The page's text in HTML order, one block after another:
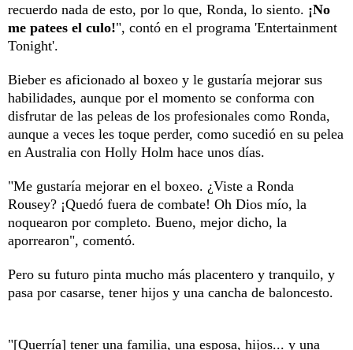
recuerdo nada de esto, por lo que, Ronda, lo siento. ¡No
me patees el culo!", contó en el programa 'Entertainment
Tonight'.
Bieber es aficionado al boxeo y le gustaría mejorar sus
habilidades, aunque por el momento se conforma con
disfrutar de las peleas de los profesionales como Ronda,
aunque a veces les toque perder, como sucedió en su pelea
en Australia con Holly Holm hace unos días.
"Me gustaría mejorar en el boxeo. ¿Viste a Ronda
Rousey? ¡Quedó fuera de combate! Oh Dios mío, la
noquearon por completo. Bueno, mejor dicho, la
aporrearon", comentó.
Pero su futuro pinta mucho más placentero y tranquilo, y
pasa por casarse, tener hijos y una cancha de baloncesto.
"[Querría] tener una familia, una esposa, hijos... y una